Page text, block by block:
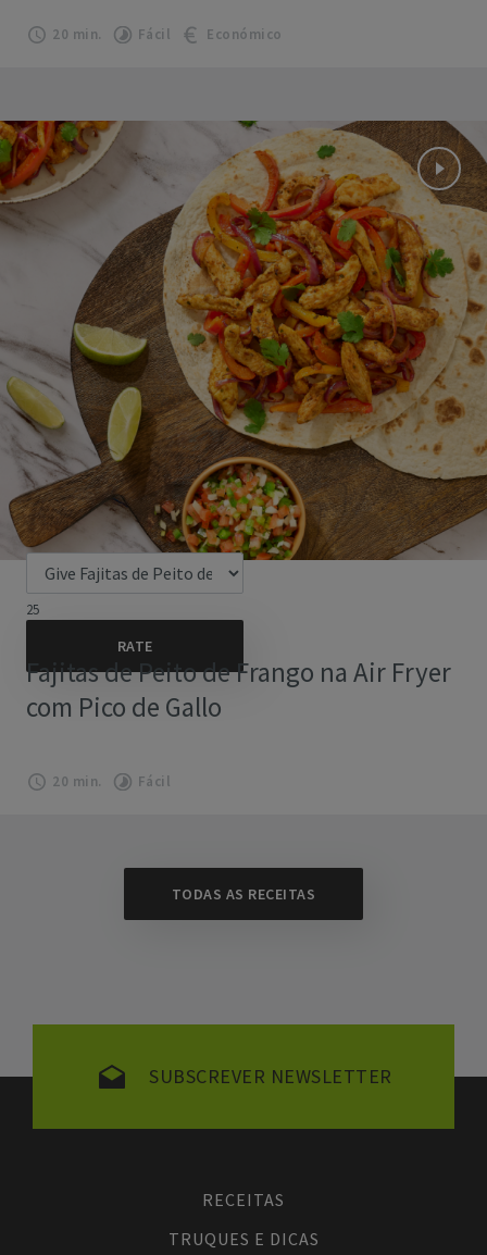
20 min. Fácil Económico
25
Fajitas de Peito de Frango na Air Fryer
com Pico de Gallo
20 min. Fácil
TODAS AS RECEITAS
SUBSCREVER NEWSLETTER
RECEITAS
TRUQUES E DICAS